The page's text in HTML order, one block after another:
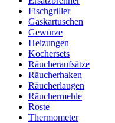
Fischgriller
Gaskartuschen
Gewürze
Heizungen
Kochersets
Räucheraufsätze
Räucherhaken
Räucherlaugen
Räuchermehle
Roste
Thermometer